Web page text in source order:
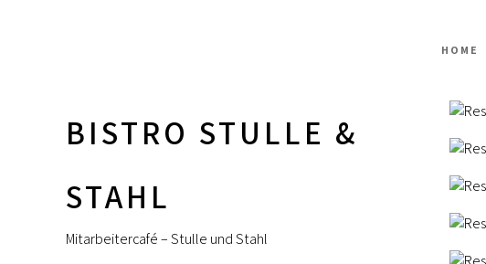
HOME
BISTRO STULLE &
STAHL
Mitarbeitercafé – Stulle und Stahl